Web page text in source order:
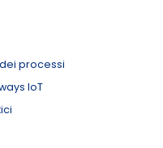
processi
IoT